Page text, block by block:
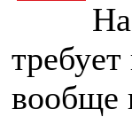
вообще